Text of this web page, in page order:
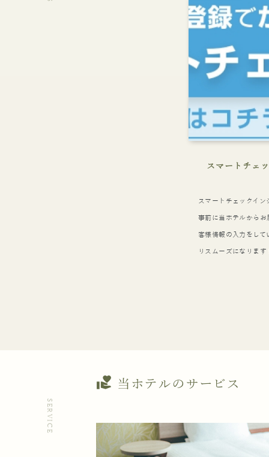
スマートチェ
スマートチェックイン
事前に当ホテルからお
客様情報の入力をして
りスムーズになります
SERVICE
volunteer_activism 当ホテルのサービス